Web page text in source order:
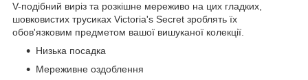
V-подібний виріз та розкішне мереживо на цих гладких,
шовковистих трусиках Victoria's Secret зроблять їх
обов'язковим предметом вашої вишуканої колекції.
Низька посадка
Мереживне оздоблення